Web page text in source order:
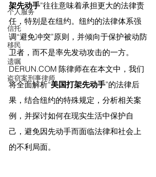
个人服务
信托
移民
遗嘱
盗窃案刑事律师
架先动手”往往意味着承担更大的法律责
任，特别是在纽约。纽约的法律体系强
调“避免冲突”原则，并倾向于保护被动防
卫者，而不是率先发动攻击的一方。
DERUN.COM 陈律师在在本文中，我们
将全面解析“美国打架先动手”的法律后
果，结合纽约的特殊规定，分析相关案
例，并探讨如何在现实生活中保护自
己，避免因先动手而面临法律和社会上
的不利局面。